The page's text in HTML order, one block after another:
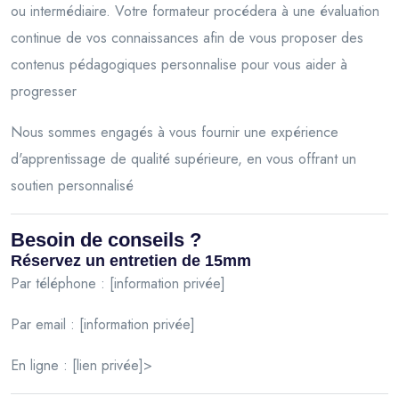
ou intermédiaire. Votre formateur procédera à une évaluation
continue de vos connaissances afin de vous proposer des
contenus pédagogiques personnalise pour vous aider à
progresser
Nous sommes engagés à vous fournir une expérience
d'apprentissage de qualité supérieure, en vous offrant un
soutien personnalisé
Besoin de conseils ?
Réservez un entretien de 15mm
Par téléphone : [information privée]
Par email : [information privée]
En ligne : [lien privée]>